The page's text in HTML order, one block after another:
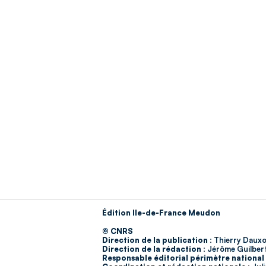
Édition Ile-de-France Meudon
© CNRS
Direction de la publication : Thierry
Direction de la rédaction : Jérôme
Responsable éditorial périmètre national